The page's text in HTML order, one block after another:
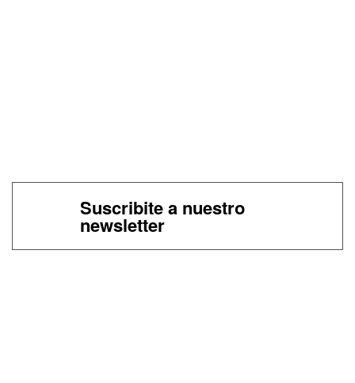
Suscribite a nuestro
newsletter